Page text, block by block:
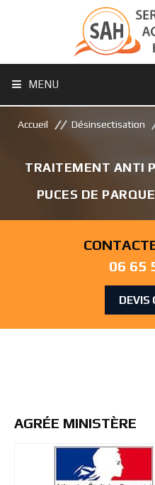
MENU
Accueil Désinsectisation
TRAITEMENT ANTI
PUCES DE
06 65
DEVIS
AGRÉE MINISTÈRE